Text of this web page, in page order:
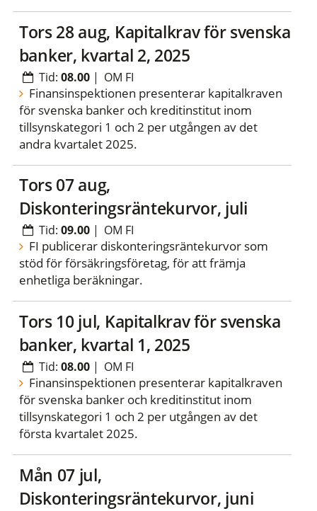
tors 28 aug, Kapitalkrav för svenska
banker, kvartal 2, 2025
Tid:08.00 | OM FI
Finansinspektionen presenterar kapitalkraven
för svenska banker och kreditinstitut inom
tillsynskategori 1 och 2 per utgången av det
andra kvartalet 2025.
tors 07 aug,
Diskonteringsräntekurvor, juli
Tid:09.00 | OM FI
FI publicerar diskonteringsräntekurvor som
stöd för försäkringsföretag, för att främja
enhetliga beräkningar.
tors 10 jul, Kapitalkrav för svenska
banker, kvartal 1, 2025
Tid:08.00 | OM FI
Finansinspektionen presenterar kapitalkraven
för svenska banker och kreditinstitut inom
tillsynskategori 1 och 2 per utgången av det
första kvartalet 2025.
mån 07 jul,
Diskonteringsräntekurvor, juni